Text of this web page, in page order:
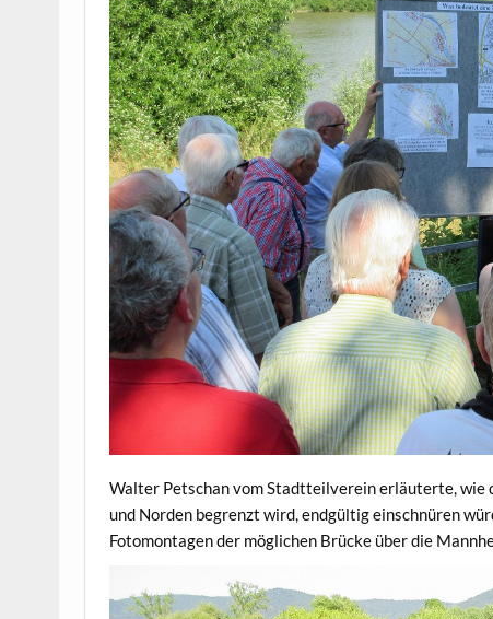
Walter Petschan vom Stadtteilverein erläuterte, wie
und Norden begrenzt wird, endgültig einschnüren
Fotomontagen der möglichen Brücke über die